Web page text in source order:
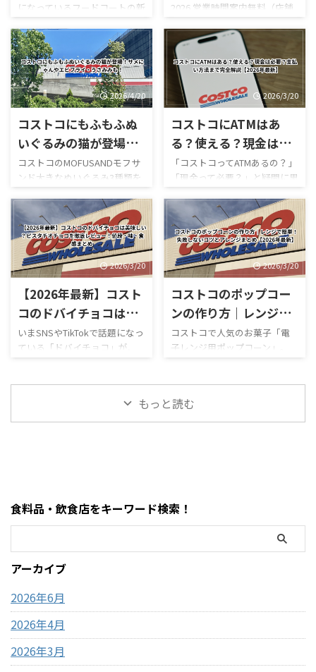
新登場！値段・カロリ
ー・口コミ・実食レビ
ューまとめ
になっているフードコートの新
作スイーツ「ほうじ茶ソフト
クリーム」が登場しました！
ほうじ茶好きにはたまらない
和スイーツで、販売開始直後か
らSNSでも話題になっていま
す。 今回は実際に食べた感想
をもとに、 値段 カロリー予想
味の特徴 ミックスとの違い 口
コミ評判 おすすめ度 まで徹底
ている方はぜひ参考にしてく
ださい。 写真付きのレビュー
が見たい方はこちらをご覧く
ださい。
https://hubmedia.co.jp/costc
o/costco-i ...
避法も紹介！
2026 営業時間案内無料（店舗
利用時）／デリバリーは別途
送料ありGW2026-COSTCO-01
GWゴールデンウィーク期間中
のコストコ営業時間と混雑状
況について詳しくはこちら GW
ゴールデンウィーク期間中の
お買い得コストコ割引セール
商品一覧はこちら GWゴールデ
ンウィーク期間中のコストコ
がゴールデンウィークにコス
トコを訪れるのは毎年の楽し
みの一つですが、この時期の
営業時間変更や混雑状況には
いつも気を遣います。特に
2026年のゴールデンウィーク
は最 ...
2026/4/20
コストコにもふもふぬ
いぐるみの猫が登場！
サメにゃんやエビフラ
イ・うさみみも！
コストコのMOFUSANDモフサ
ンド大きなぬいぐるみ3種類を
徹底解説｜値段・種類・口コ
ミ感想まとめ コストコ新商
品・おもちゃレビュー コスト
コのMOFUSANDモフサンド大
きなぬいぐるみ3種類を徹底解
説！値段・種類・おすすめポ
イントまとめ コストコのおも
ちゃコーナーで見かけるとつい
足を止めてしまう、
大きなぬいぐるみ。この記事
では、コストコで販売されて
種類、価格、魅力、どんな人
におすすめなのかを、表やリ
2026/3/20
コストコにATMはあ
る？使える？現金は必
要？支払い方法まで完
全解説【2026年最新】
「コストコってATMあるの？」
「現金って必要？」と疑問に思
ったことはありませんか？ 結
論から言うと、コストコは基本
的にキャッシュレス中心の店
舗で、ATMの設置状況や使い方
も一般のスーパーとは少し違
います。 この記事では、コス
トコのATM事情について、設置
の有無・使える銀行・手数
料・現金が必要な場面までわ
結論・コストコ店舗内にATMが
ある場合もあるが「必ずある
ッシュレス（クレジットカー
ド中心）・現金が必要になる
2026/3/20
【2026年最新】コスト
コのドバイチョコは美
味しい？ピスタチオチ
ョコを徹底レビュー！
いまSNSやTikTokで話題になっ
ている「ドバイチョコ」が、
ついにコストコでも販売され
大容量なのに価格が安く、気
になっている人も多い人気商品
2,200円前後・内容量は450gの
大容量・ピスタチオ×サクサ
「ドバイチョコ」がコスパよ
く買える・甘さ＋ナッツ＋食
ドバイ ...
2026/3/20
コストコのポップコー
ンの作り方｜レンジで
簡単！失敗しないコツ
とアレンジまとめ
コストコで人気のお菓子「電
子レンジ用ポップコーン」。
「どうやって作るの？」「爆発
すが、実はめちゃくちゃ簡単
に作れます。 この記事では、
500Wで約2分30秒〜3分30秒が
目安・「ポンポン音が止まる
前」が完成のタイミング・1袋
約59円でコスパ最強 コストコ
もっと読む
食料品・飲食店をキーワード検索！
アーカイブ
2026年6月
2026年4月
2026年3月